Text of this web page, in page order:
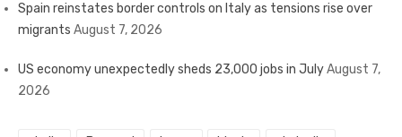
Spain reinstates border controls on Italy as tensions rise over
migrants August 7, 2026
US economy unexpectedly sheds 23,000 jobs in JulyAugust 7,
2026